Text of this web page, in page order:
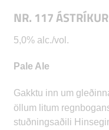
NR. 117 ÁSTRÍKUR
5,0% alc./vol.
Pale Ale
Gakktu inn um
öllum litum
stuðningsaðili